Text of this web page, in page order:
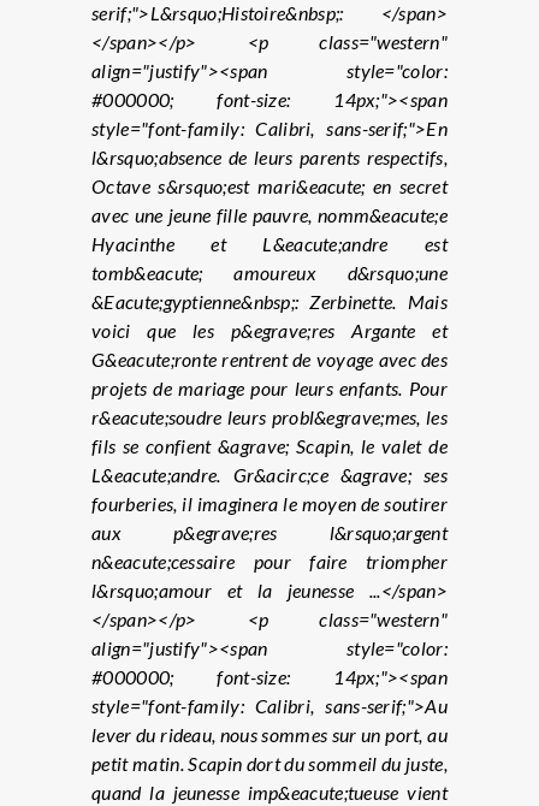
serif;">L&rsquo;Histoire&nbsp;: </span>
</span></p> <p class="western"
align="justify"><span style="color:
#000000; font-size: 14px;"><span
style="font-family: Calibri, sans-serif;">En
l&rsquo;absence de leurs parents respectifs,
Octave s&rsquo;est mari&eacute; en secret
avec une jeune fille pauvre, nomm&eacute;e
Hyacinthe et L&eacute;andre est
tomb&eacute; amoureux d&rsquo;une
&Eacute;gyptienne&nbsp;: Zerbinette. Mais
voici que les p&egrave;res Argante et
G&eacute;ronte rentrent de voyage avec des
projets de mariage pour leurs enfants. Pour
r&eacute;soudre leurs probl&egrave;mes, les
fils se confient &agrave; Scapin, le valet de
L&eacute;andre. Gr&acirc;ce &agrave; ses
fourberies, il imaginera le moyen de soutirer
aux p&egrave;res l&rsquo;argent
n&eacute;cessaire pour faire triompher
l&rsquo;amour et la jeunesse ...</span>
</span></p> <p class="western"
align="justify"><span style="color:
#000000; font-size: 14px;"><span
style="font-family: Calibri, sans-serif;">Au
lever du rideau, nous sommes sur un port, au
petit matin. Scapin dort du sommeil du juste,
quand la jeunesse imp&eacute;tueuse vient